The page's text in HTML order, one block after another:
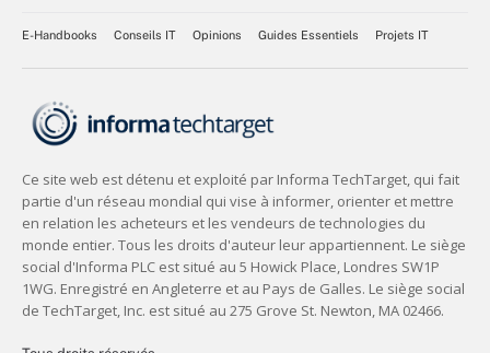
E-Handbooks Conseils IT Opinions Guides Essentiels Projets IT